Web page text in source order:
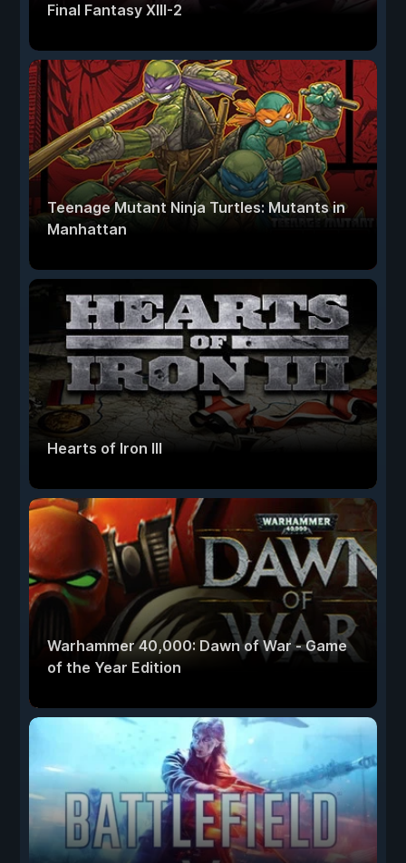
Final Fantasy XIII-2
Teenage Mutant Ninja Turtles: Mutants in
Manhattan
Hearts of Iron III
Warhammer 40,000: Dawn of War - Game
of the Year Edition